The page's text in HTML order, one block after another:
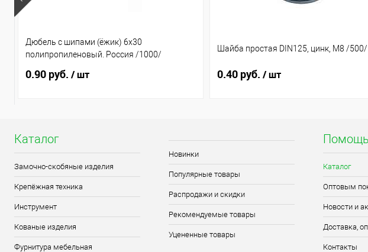
Дюбель с шипами (ёжик) 6х30
полипропиленовый. Россия /1000/
0.90 руб. / шт
Шайба простая DIN125, цинк, М8 /500/
0.40 руб. / шт
Каталог
Замочно-скобяные изделия
Крепёжная техника
Инструмент
Кованые изделия
Фурнитура мебельная
Новинки
Популярные товары
Распродажи и скидки
Рекомендуемые товары
Уцененные товары
Каталог
Оптовым
Новости и
Доставка,
Контакты